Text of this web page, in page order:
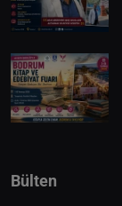
Bülten